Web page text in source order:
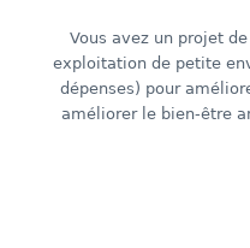
Vous avez un projet
exploitation de petite
dépenses) pour
améliorer le bien-être